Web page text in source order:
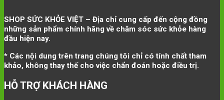
SHOP SỨC KHỎE VIỆT – Địa chỉ cung cấp đến cộng đồng
những sản phẩm chính hãng về chăm sóc sức khỏe hàng
đầu hiện nay.
* Các nội dung trên trang chúng tôi chỉ có tính chất tham
khảo, không thay thế cho việc chẩn đoán hoặc điều trị.
HỖ TRỢ KHÁCH HÀNG